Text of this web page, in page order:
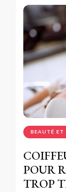
BEAUTÉ ET
POUR
TROP